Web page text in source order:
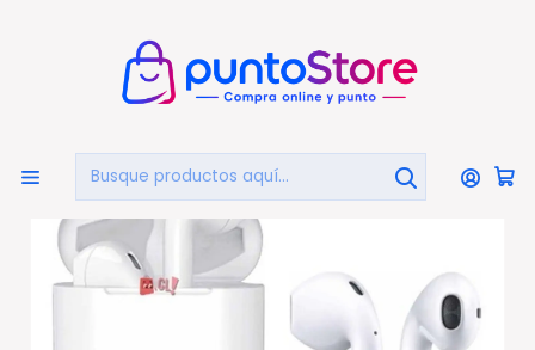
AUDIO Y VIDEO AUDIFONOS
Audifonos Bluetooth
Audífonos Airphones Bluetooth Pop Up Color Blanco - Ps